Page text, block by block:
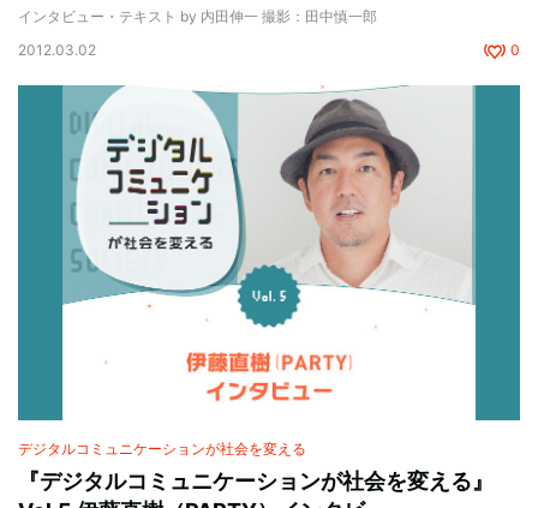
インタビュー・テキスト by 内田伸一 撮影：田中慎一郎
2012.03.02
0
デジタルコミュニケーションが社会を変える
『デジタルコミュニケーションが社会を変える』